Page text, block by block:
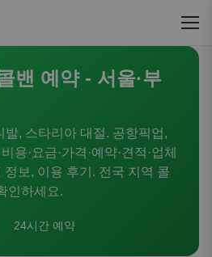
밴 예약 - 서울·부
발, 스타리아 대절. 공항픽업,
용·요금·가격·예약·견적·업체
정보, 이용 후기. 전국 지역 콜
인하세요.
24시간 예약